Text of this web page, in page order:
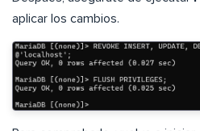
aplicar los cambios.